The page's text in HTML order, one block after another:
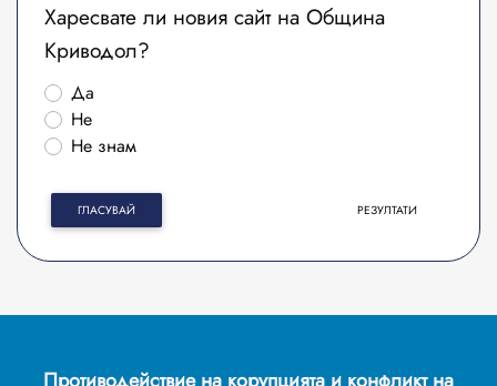
Харесвате ли новия сайт на Община
Криводол?
Да
Не
Не знам
ГЛАСУВАЙ РЕЗУЛТАТИ